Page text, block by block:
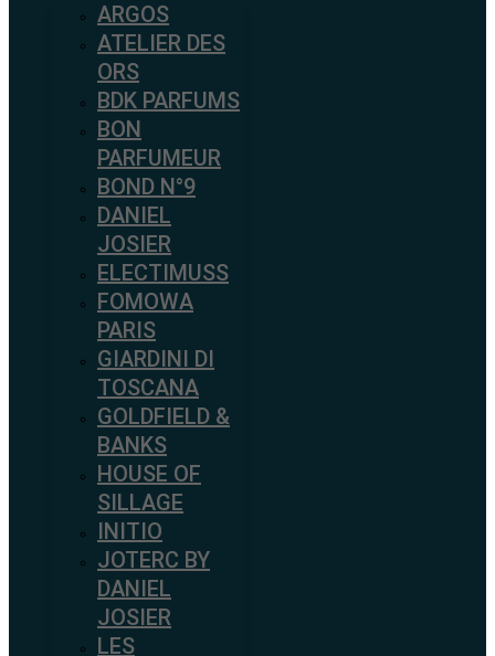
ARGOS
ATELIER DES
ORS
BDK PARFUMS
BON
PARFUMEUR
BOND N°9
DANIEL
JOSIER
ELECTIMUSS
FOMOWA
PARIS
GIARDINI DI
TOSCANA
GOLDFIELD &
BANKS
HOUSE OF
SILLAGE
INITIO
JOTERC BY
DANIEL
JOSIER
LES